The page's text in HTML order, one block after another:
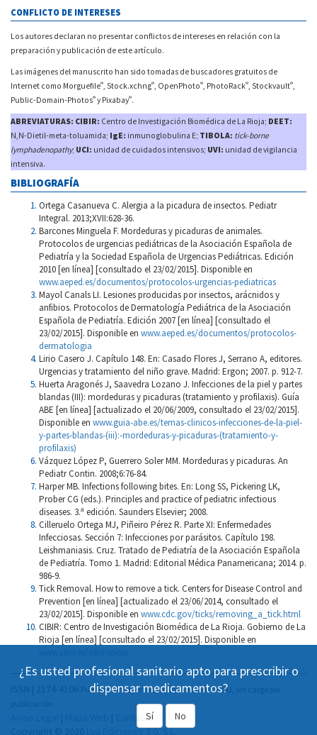
CONFLICTO DE INTERESES
Los autores declaran no presentar conflictos de intereses en relación con la
preparación y publicación de este artículo.
Las imágenes del manuscrito han sido tomadas de buscadores gratuitos de
Internet como Morguefile®, Stock.xchng®, OpenPhoto®, PhotoRack®, Stockvault®,
Public-Domain-Photos®y Pixabay®.
ABREVIATURAS: CIBIR: Centro de Investigación Biomédica de La Rioja; DEET:
N,N-Dietil-meta-toluamida; IgE: inmunoglobulina E; TIBOLA: tick-borne
lymphadenopathy; UCI: unidad de cuidados intensivos; UVI: unidad de vigilancia
intensiva.
BIBLIOGRAFÍA
Ortega Casanueva C. Alergia a la picadura de insectos. Pediatr
Integral. 2013;XVII:628-36.
Barcones Minguela F. Mordeduras y picaduras de animales.
Protocolos de urgencias pediátricas de la Asociación Española de
Pediatría y la Sociedad Española de Urgencias Pediátricas. Edición
2010 [en línea] [consultado el 23/02/2015]. Disponible en
www.aeped.es/documentos/protocolos-urgencias-pediatricas
Mayol Canals LI. Lesiones producidas por insectos, arácnidos y
anfibios. Protocolos de Dermatología Pediátrica de la Asociación
Española de Pediatría. Edición 2007 [en línea] [consultado el
23/02/2015]. Disponible en www.aeped.es/documentos/protocolos-
dermatologia
Lirio Casero J. Capítulo 148. En: Casado Flores J, Serrano A, editores.
Urgencias y tratamiento del niño grave. Madrid: Ergon; 2007. p. 912-7.
Huerta Aragonés J, Saavedra Lozano J. Infecciones de la piel y partes
blandas (III): mordeduras y picaduras (tratamiento y profilaxis). Guía
ABE [en línea] [actualizado el 20/06/2009, consultado el 23/02/2015].
Disponible en www.guia-abe.es/temas-clinicos-infecciones-de-la-piel-
y-partes-blandas-(iii):-mordeduras-y-picaduras-(tratamiento-y-
profilaxis)
Vázquez López P, Guerrero Soler MM. Mordeduras y picaduras. An
Pediatr Contin. 2008;6:76-84.
Harper MB. Infections following bites. En: Long SS, Pickering LK,
Prober CG (eds.). Principles and practice of pediatric infectious
diseases. 3.ª edición. Saunders Elsevier; 2008.
Cilleruelo Ortega MJ, Piñeiro Pérez R. Parte XI: Enfermedades
Infecciosas. Sección 7: Infecciones por parásitos. Capítulo 198.
Leishmaniasis. Cruz. Tratado de Pediatría de la Asociación Española
de Pediatría. Tomo 1. Madrid: Editorial Médica Panamericana; 2014. p.
986-9.
Tick Removal. How to remove a tick. Centers for Disease Control and
Prevention [en línea] [actualizado el 23/06/2014, consultado el
23/02/2015]. Disponible en www.cdc.gov/ticks/removing_a_tick.html
CIBIR: Centro de Investigación Biomédica de La Rioja. Gobierno de La
Rioja [en línea] [consultado el 23/02/2015]. Disponible en
¿Es usted profesional sanitario apto para prescribir o
dispensar medicamentos?
Sí No
Publicación Open Acess, incluida en DOAJ, sin cargo por
Contacto
Lua Ediciones 3.0, S.L.